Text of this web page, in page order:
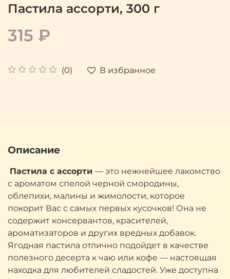
Пастила ассорти, 300 г
(0) В избранное
315 ₽
Описание
Пастила с ассорти — это нежнейшее лакомство
с ароматом спелой черной смородины,
облепихи, малины и жимолости, которое
покорит Вас с самых первых кусочков! Она не
содержит консервантов, красителей,
ароматизаторов и других вредных добавок.
Ягодная пастила отлично подойдет в качестве
полезного десерта к чаю или кофе — настоящая
находка для любителей сладостей. Уже доступна